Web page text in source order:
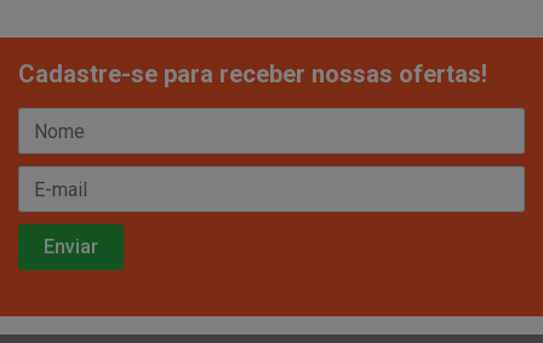
Cadastre-se para receber nossas ofertas!